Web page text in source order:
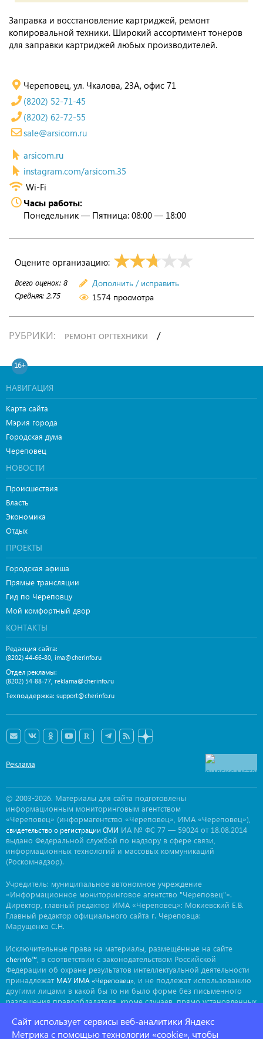
Заправка и восстановление картриджей, ремонт
копировальной техники. Широкий ассортимент тонеров
для заправки картриджей любых производителей.
Череповец, ул. Чкалова, 23А, офис 71
(8202) 52-71-45
(8202) 62-72-55
sale@arsicom.ru
arsicom.ru
instagram.com/arsicom.35
Wi-Fi
Часы работы:
Понедельник — Пятница: 08:00 — 18:00
Оцените организацию:
Всего оценок: 8
Средняя: 2.75
Дополнить / исправить
1574 просмотра
РУБРИКИ: РЕМОНТ ОРГТЕХНИКИ /
16+
НАВИГАЦИЯ
Карта сайта
Мэрия города
Городская дума
Череповец
НОВОСТИ
Происшествия
Власть
Экономика
Отдых
ПРОЕКТЫ
Городская афиша
Прямые трансляции
Гид по Череповцу
Мой комфортный двор
КОНТАКТЫ
Редакция сайта:
(8202) 44-66-80 ima@cherinfo.ru
Отдел рекламы:
(8202) 54-88-77 reklama@cherinfo.ru
Техподдержка: support@cherinfo.ru
Реклама
© 2003-2026. Материалы для сайта подготовлены
информационным мониторинговым агентством
«Череповец» (информагентство «Череповец», ИМА «Череповец»),
свидетельство о регистрации СМИ ИА № ФС 77 — 59024 от 18.08.2014
выдано Федеральной службой по надзору в сфере связи,
информационных технологий и массовых коммуникаций
(Роскомнадзор).
Учредитель: муниципальное автономное учреждение
«Информационное мониторинговое агентство "Череповец"».
Директор, главный редактор ИМА «Череповец»: Мокиевский Е.В.
Главный редактор официального сайта г. Череповца:
Марущенко С.Н.
Исключительные права на материалы, размещённые на сайте
cherinfo™ , в соответствии с законодательством Российской
Федерации об охране результатов интеллектуальной деятельности
принадлежат МАУ ИМА «Череповец» , и не подлежат использованию
другими лицами в какой бы то ни было форме без письменного
разрешения правообладателя, кроме случаев, прямо установленных
ima@cherinfo.ru. Мнение авторов может не совпадать с мнением
редакции.
Сайт использует сервисы веб-аналитики Яндекс
Метрика с помощью технологии «cookie», чтобы